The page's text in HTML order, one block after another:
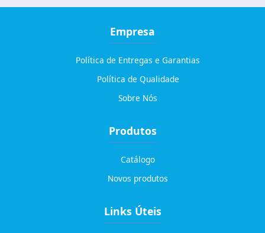
Empresa
Política de Entregas e Garantias
Política de Qualidade
Sobre Nós
Produtos
Catálogo
Novos produtos
Links Úteis